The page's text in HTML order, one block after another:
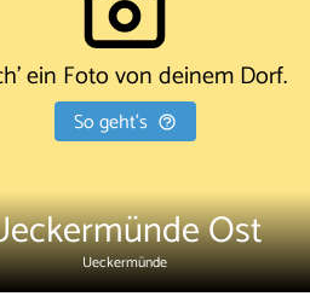
ein Foto von deinem Dorf.
So geht's
Ost
Ueckermünde